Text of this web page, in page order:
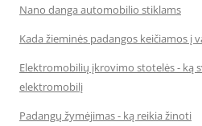
Nano danga automobilio stiklams
Kada žieminės padangos keičiamos į
Elektromobilių įkrovimo stotelės - ką
elektromobilį
Padangų žymėjimas - ką reikia žinoti